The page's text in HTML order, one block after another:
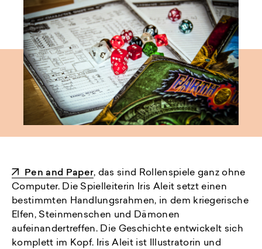
Pen and Paper, das sind Rollenspiele ganz ohne
Computer. Die Spielleiterin Iris Aleit setzt einen
bestimmten Handlungsrahmen, in dem kriegerische
Elfen, Steinmenschen und Dämonen
aufeinandertreffen. Die Geschichte entwickelt sich
komplett im Kopf. Iris Aleit ist Illustratorin und